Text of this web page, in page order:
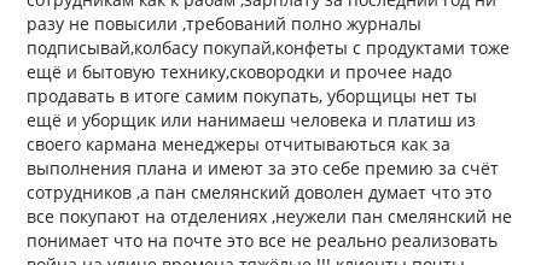
разу не повысили ,требований полно журналы
подписывай,колбасу покупай,конфеты с продуктами тоже
ещё и бытовую технику,сковородки и прочее надо
продавать в итоге самим покупать, уборщицы нет ты
ещё и уборщик или нанимаеш человека и платиш из
своего кармана менеджеры отчитываються как за
выполнения плана и имеют за это себе премию за счёт
сотрудников ,а пан смелянский доволен думает что это
все покупают на отделениях ,неужели пан смелянский не
понимает что на почте это все не реально реализовать